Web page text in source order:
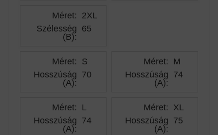
Méret: 2XL
Szélesség
(B):
65
Méret: S
Hosszúság
(A):
70
Méret: M
Hosszúság
(A):
74
Méret: L
Hosszúság
(A):
74
Méret: XL
Hosszúság
(A):
75